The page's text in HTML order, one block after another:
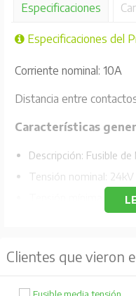
Especificaciones
Especificaciones del
Corriente nominal: 10A
Distancia entre
Características
Descripción: Fusible
Tensión nominal: 24kV
Tensión mínima
Para uso interior y
Clientes que vieron